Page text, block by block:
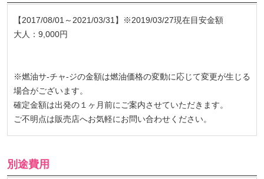
【2017/08/01～2021/03/31】※2019/03/27現在目安金額
大人：9,000円
※燃油サ-チャ-ジの金額は燃油価格の変動に応じて変更が生じる
場合がございます。
確定金額は出発の１ヶ月前にご案内させていただきます。
ご不明点は販売店へお気軽にお問い合わせください。
別途費用